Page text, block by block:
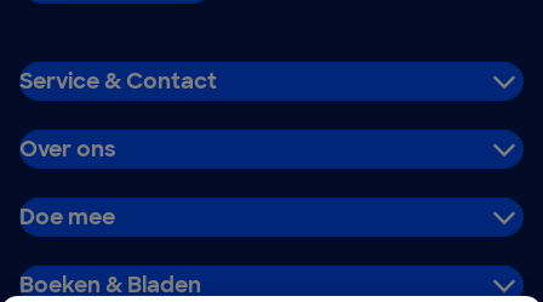
Service & Contact
Over ons
Doe mee
Boeken & Bladen